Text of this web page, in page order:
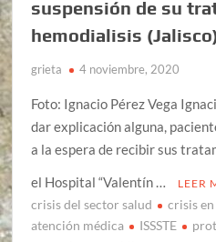
suspensión de su
hemodialisis
grieta 4 noviembre, 2020
Foto: Ignacio Pérez Vega
dar explicación alguna,
a la espera de recibir sus
el Hospital “Valentín …
LEER
crisis del sector salud crisis
atención médica
ISSSTE